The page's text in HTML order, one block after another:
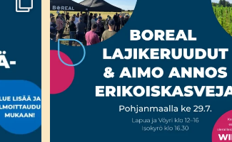
Ensi viikolla Pohjanmaalla tapahtuu!🤩
23 0